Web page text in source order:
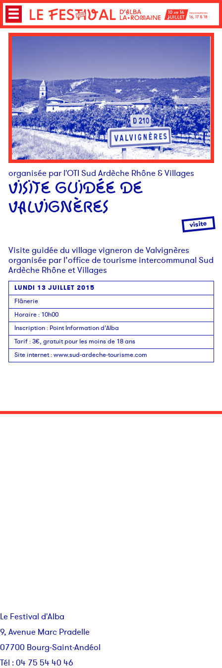
organisée par l'OTI Sud Ardèche Rhône & Villages
VISITE GUIDÉE DE
VALVIGNÈRES
visite
Visite guidée du village vigneron de Valvignères
organisée par l’office de tourisme intercommunal Sud
Ardèche Rhône et Villages
LUNDI 13 JUILLET 2015
Flânerie
Horaire: 10h00
Inscription: Point Information d’Alba
Tarif:3€, gratuit pour les moins de 18 ans
Site internet:www.sud-ardeche-tourisme.com
Le Festival d'Alba
9, Avenue Marc Pradelle
07700 Bourg-Saint-Andéol
Tél : 04 75 54 40 46